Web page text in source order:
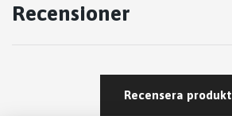
Recensioner
Recensera produkt